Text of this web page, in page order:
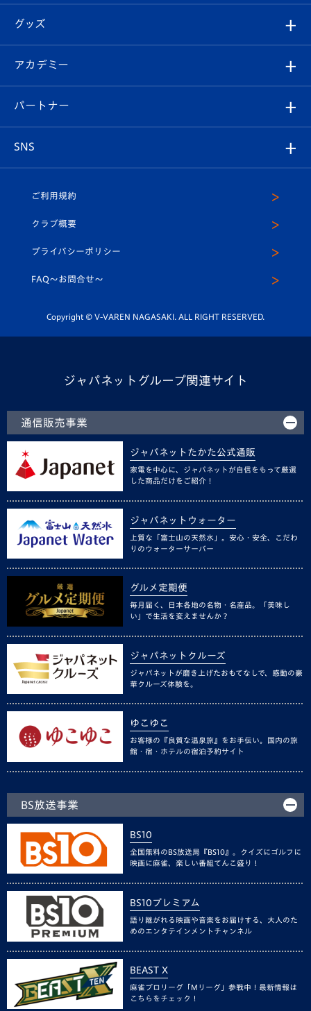
チケット
イベント
メディア
ホームタウン
スタッフプロフィール
マスコット紹介
平和祈念活動
ホームタウン活動
はじめての観戦ガイド
Revive Team
ヴィヴィくんの長崎おもてなしガイド
フォトギャラリー
スタジアムグルメ
チケット
V-LOVERS（ファンクラブ）
プレイヤーズスイート
グッズ
オンラインショップ
店舗情報
アカデミー
育成からのお知らせ
U-18
スクール
パートナー
SNS
ヴィヴィくんインスタグラム
公式LINE＠
ご利用規約
クラブ概要
プライバシーポリシー
FAQ〜お問合せ〜
Copyright © V-VAREN NAGASAKI. ALL RIGHT RESERVED.
ジャパネットグループ関連サイト
通信販売事業
ジャパネットたかた公式通販
家電を中心に、ジャパネットが自信をもって厳選
した商品だけをご紹介！
ジャパネットウォーター
上質な「富士山の天然水」。安心・安全、こだわ
りのウォーターサーバー
グルメ定期便
毎月届く、日本各地の名物・名産品。「美味し
い」で生活を変えませんか？
ジャパネットクルーズ
ジャパネットが磨き上げたおもてなしで、感動の豪
華クルーズ体験を。
ゆこゆこ
お客様の『良質な温泉旅』をお手伝い。国内の旅
館・宿・ホテルの宿泊予約サイト
BS放送事業
BS10
全国無料のBS放送局『BS10』。クイズにゴルフに
映画に麻雀、楽しい番組てんこ盛り！
BS10プレミアム
語り継がれる映画や音楽をお届けする、大人のた
めのエンタテインメントチャンネル
BEAST X
麻雀プロリーグ「Mリーグ」参戦中！最新情報は
こちらをチェック！